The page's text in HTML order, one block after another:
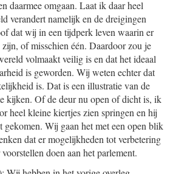
daarmee omgaan. Laat ik daar heel
verandert namelijk en de dreigingen
dat wij in een tijdperk leven waarin er
of misschien één. Daardoor zou je
volmaakt veilig is en dat het ideaal
is geworden. Wij weten echter dat
is. Dat is een illustratie van de
kijken. Of de deur nu open of dicht is, ik
heel kleine kiertjes zien springen en hij
gekomen. Wij gaan het met een open blik
dat er mogelijkheden tot verbetering
doen aan het parlement.